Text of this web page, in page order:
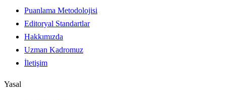
Puanlama Metodolojisi
Editoryal Standartlar
Hakkımızda
Uzman Kadromuz
İletişim
Yasal